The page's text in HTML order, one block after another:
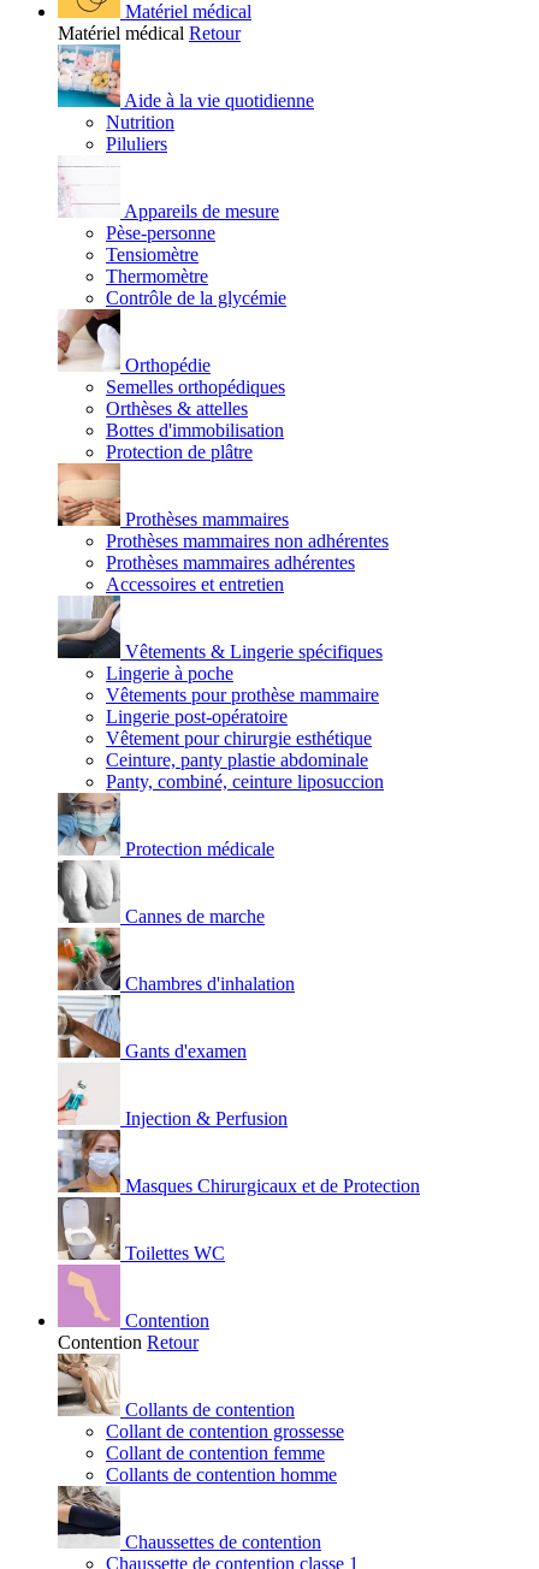
Matériel médical
Matériel médical Retour
Aide à la vie quotidienne
Nutrition
Piluliers
Appareils de mesure
Pèse-personne
Tensiomètre
Thermomètre
Contrôle de la glycémie
Orthopédie
Semelles orthopédiques
Orthèses & attelles
Bottes d'immobilisation
Protection de plâtre
Prothèses mammaires
Prothèses mammaires non adhérentes
Prothèses mammaires adhérentes
Accessoires et entretien
Vêtements & Lingerie spécifiques
Lingerie à poche
Vêtements pour prothèse mammaire
Lingerie post-opératoire
Vêtement pour chirurgie esthétique
Ceinture, panty plastie abdominale
Panty, combiné, ceinture liposuccion
Protection médicale
Cannes de marche
Chambres d'inhalation
Gants d'examen
Injection & Perfusion
Masques Chirurgicaux et de Protection
Toilettes WC
Contention
Contention Retour
Collants de contention
Collant de contention grossesse
Collant de contention femme
Collants de contention homme
Chaussettes de contention
Chaussette de contention classe 1